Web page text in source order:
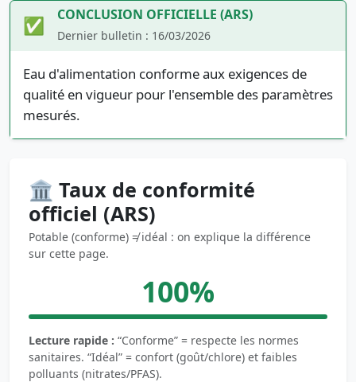
✅ CONCLUSION OFFICIELLE (ARS)
Dernier bulletin : 16/03/2026
Eau d'alimentation conforme aux exigences de
qualité en vigueur pour l'ensemble des paramètres
mesurés.
🏛️ Taux de conformité
officiel (ARS)
Potable (conforme) ≠ idéal : on explique la différence
sur cette page.
100%
Lecture rapide : “Conforme” = respecte les normes
sanitaires. “Idéal” = confort (goût/chlore) et faibles
polluants (nitrates/PFAS).